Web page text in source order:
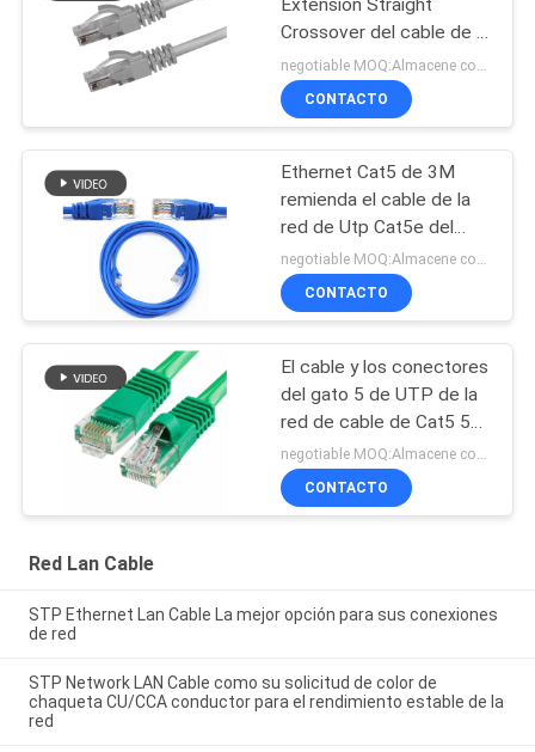
Extension Straight
Crossover del cable de la
red de UTP Cat5e del
enchufe RJ45
CONTACTO
Ethernet Cat5 de 3M
remienda el cable de la
red de Utp Cat5e del
cordón
negotiable MOQ:Almacene como petición del cliente, tipo modificado para requisitos particulares 30000meters.
CONTACTO
El cable y los conectores
del gato 5 de UTP de la
red de cable de Cat5 5e
6 remiendan el cable en
establecimiento de una
red
negotiable MOQ:Almacene como petición del cliente, tipo modificado para requisitos particulares 30000meters.
CONTACTO
Red Lan Cable
STP Ethernet Lan Cable La mejor opción para sus conexiones
de red
STP Network LAN Cable como su solicitud de color de
chaqueta CU/CCA conductor para el rendimiento estable de la
red